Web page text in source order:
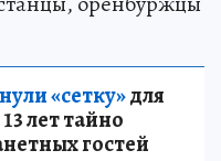
«сетку»для
лет тайно
гостей